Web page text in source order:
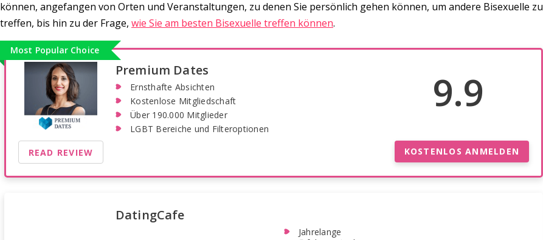
können, angefangen von Orten und Veranstaltungen, zu denen Sie persönlich gehen können, um andere Bisexuelle zu
treffen, bis hin zu der Frage, wie Sie am besten Bisexuelle treffen können.
Most Popular Choice
9.9
Premium Dates
Ernsthafte Absichten
Kostenlose Mitgliedschaft
Über 190.000 Mitglieder
LGBT Bereiche und Filteroptionen
READ REVIEW KOSTENLOS ANMELDEN
DatingCafe
Jahrelange